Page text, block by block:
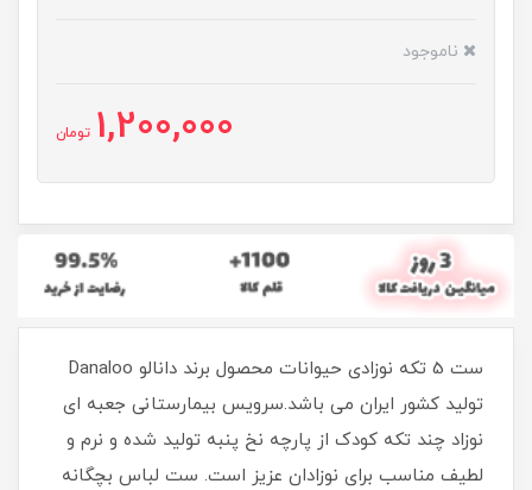
ناموجود
1,200,000 تومان
ست 5 تکه نوزادی حیوانات محصول برند دانالو Danaloo
تولید کشور ایران می باشد.سرویس بیمارستانی جعبه ای
نوزاد چند تکه کودک از پارچه نخ پنبه تولید شده و نرم و
لطیف مناسب برای نوزادان عزیز است. ست لباس بچگانه